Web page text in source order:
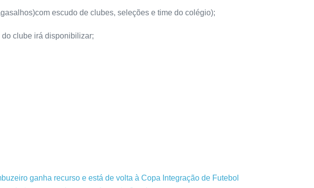
escudo de clubes, seleções e time do colégio);
clube irá disponibilizar;
ganha recurso e está de volta à Copa Integração de Futebol